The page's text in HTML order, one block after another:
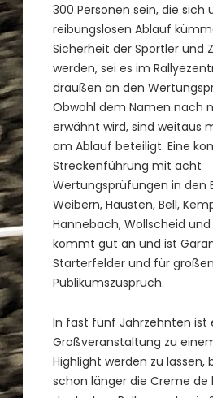
300 Personen sein, die sich
reibungslosen Ablauf
Sicherheit der Sportler und
werden, sei es im
draußen an den
Obwohl dem Namen nach
erwähnt wird, sind weitaus
am Ablauf beteiligt. Eine
Streckenführung mit acht
Wertungsprüfungen in den
Weibern, Hausten, Bell,
Hannebach, Wollscheid
kommt gut an und ist
Starterfelder und für großen
Publikumszuspruch.
In fast fünf Jahrzehnten ist
Großveranstaltung zu
Highlight werden zu lassen,
schon länger die Creme de